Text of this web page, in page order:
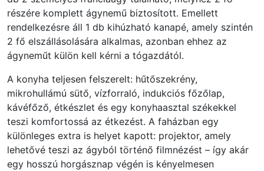
részére komplett ágynemű biztosított. Emellett
rendelkezésre áll 1 db kihúzható kanapé, amely szintén
2 fő elszállásolására alkalmas, azonban ehhez az
ágyneműt külön kell kérni a tógazdától.
A konyha teljesen felszerelt: hűtőszekrény,
mikrohullámú sütő, vízforraló, indukciós főzőlap,
kávéfőző, étkészlet és egy konyhaasztal székekkel
teszi komfortossá az étkezést. A faházban egy
különleges extra is helyet kapott: projektor, amely
lehetővé teszi az ágyból történő filmnézést – így akár
egy hosszú horgásznap végén is kényelmesen